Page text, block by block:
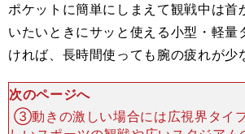
ポケットに簡単にしまえて観戦中は首
いたいときにサッと使える小型・軽量
ければ、長時間使っても腕の疲れが少
次のページへ
③動きの激しい場合には広視界タイ